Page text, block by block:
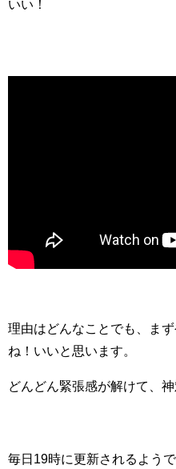
いい！
理由はどんなことでも、ま
ね！いいと思います。
どんどん緊張感が解けて、
毎日19時に更新されるよう